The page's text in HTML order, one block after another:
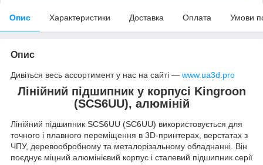
Опис Характеристики Доставка Оплата Умови
Опис
Дивіться весь ассортимент у нас на сайті — www.ua3d.pro
Лінійний підшипник у корпусі Kingroon
(SCS6UU), алюміній
Лінійний підшипник SCS6UU (SC6UU) використовується для
точного і плавного переміщення в 3D-принтерах, верстатах з
ЧПУ, деревообробному та металорізальному обладнанні. Він
поєднує міцний алюмінієвий корпус і сталевий підшипник серії